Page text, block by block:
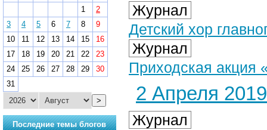
Журнал
Детский хор
Журнал
Приходская акция
2 Апреля 2019
Журнал
1
2
3
4 5 6 7 8
9
10
11 12 13 14 15
16
17
18 19 20 21 22
23
24
25 26 27 28 29
30
31
>
Последние темы блогов